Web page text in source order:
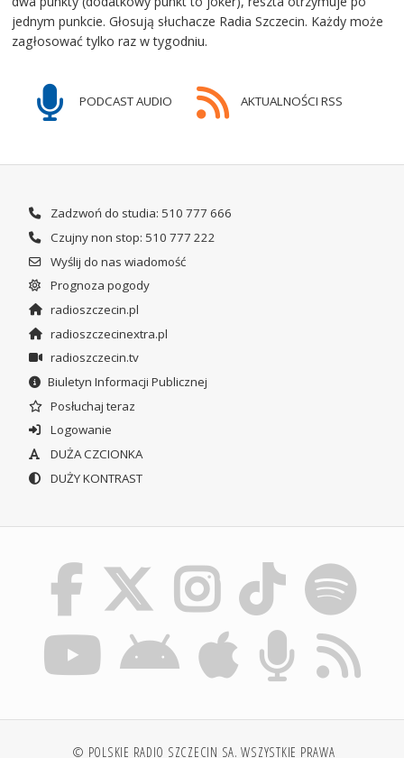
jednym punkcie. Głosują słuchacze Radia Szczecin. Każdy może
zagłosować tylko raz w tygodniu.
PODCAST AUDIO AKTUALNOŚCI RSS
Zadzwoń do studia: 510 777 666
Czujny non stop: 510 777 222
Wyślij do nas wiadomość
Prognoza pogody
radioszczecin.pl
radioszczecinextra.pl
radioszczecin.tv
Biuletyn Informacji Publicznej
Posłuchaj teraz
Logowanie
DUŻA CZCIONKA
DUŻY KONTRAST
© POLSKIE RADIO SZCZECIN SA. WSZYSTKIE PRAWA